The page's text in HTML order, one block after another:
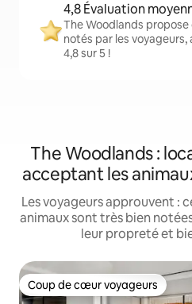
4,8 Évaluation
The Woodlands
notés par les
4,8 sur 5 !
The Woodlands :
acceptant les
Les voyageurs approuvent :
animaux sont très bien
leur propreté et
Coup de cœur voyageurs
Coup de cœur voyageurs